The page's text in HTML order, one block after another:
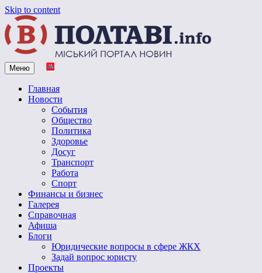
Skip to content
Vpoltave.info
Полтавский портал новостей
Меню
Главная
Новости
События
Общество
Политика
Здоровье
Досуг
Транспорт
Работа
Спорт
Финансы и бизнес
Галерея
Справочная
Афиша
Блоги
Юридические вопросы в сфере ЖКХ
Задай вопрос юристу
Проекты